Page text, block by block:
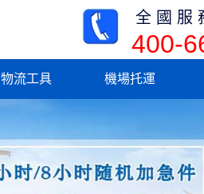
全國服
400-
物流工具 機場托運